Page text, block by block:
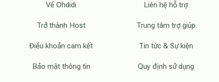
Về Ohdidi
Trở thành Host
Điều khoản cam kết
Bảo mật thông tin
Liên hệ hỗ trợ
Trung tâm trợ giúp
Tin tức & Sự kiện
Quy định sử dụng